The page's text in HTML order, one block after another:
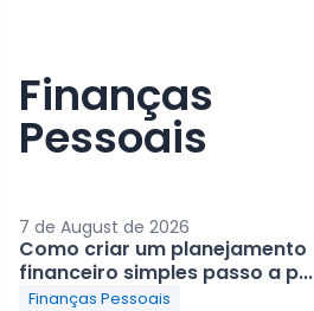
Finanças
Pessoais
7 de August de 2026
Como criar um planejamento
financeiro simples passo a p...
Finanças Pessoais